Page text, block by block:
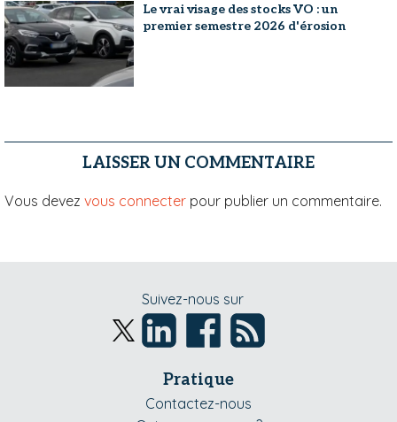
Le vrai visage des stocks VO : un
premier semestre 2026 d'érosion
LAISSER UN COMMENTAIRE
Vous devez vous connecter pour publier un commentaire.
Suivez-nous sur
Pratique
Contactez-nous